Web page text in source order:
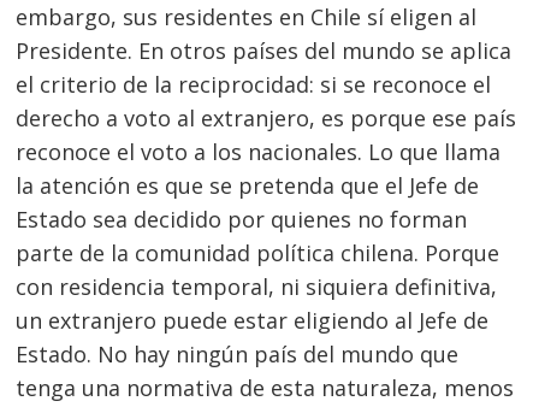
embargo, sus residentes en Chile sí eligen al
Presidente. En otros países del mundo se aplica
el criterio de la reciprocidad: si se reconoce el
derecho a voto al extranjero, es porque ese país
reconoce el voto a los nacionales. Lo que llama
la atención es que se pretenda que el Jefe de
Estado sea decidido por quienes no forman
parte de la comunidad política chilena. Porque
con residencia temporal, ni siquiera definitiva,
un extranjero puede estar eligiendo al Jefe de
Estado. No hay ningún país del mundo que
tenga una normativa de esta naturaleza, menos